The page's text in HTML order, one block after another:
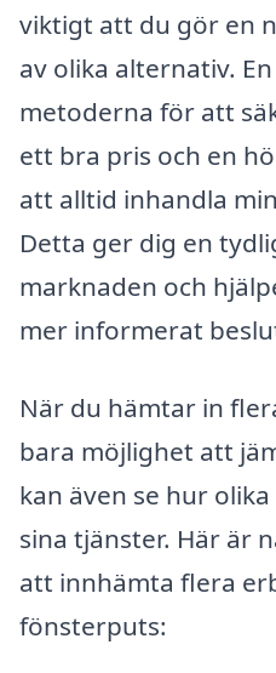
viktigt att du gör en
av olika alternativ.
metoderna för att
ett bra pris och en
att alltid inhandla
Detta ger dig en
marknaden och
mer informerat
När du hämtar in
bara möjlighet att
kan även se hur
sina tjänster. Här är
att innhämta flera
fönsterputs: